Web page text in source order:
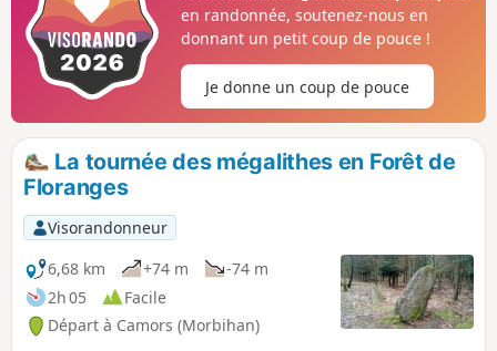
en randonnée, soutenez-nous en
donnant un petit coup de pouce !
Je donne un coup de pouce
La tournée des mégalithes en Forêt de
Floranges
Visorandonneur
6,68 km
+74 m
-74 m
2h 05
Facile
Départ à Camors (Morbihan)